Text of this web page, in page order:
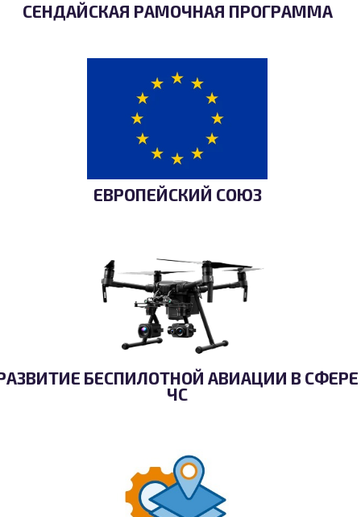
СЕНДАЙСКАЯ РАМОЧНАЯ ПРОГРАММА
ЕВРОПЕЙСКИЙ СОЮЗ
БЕСПИЛОТНОЙ АВИАЦИИ В СФЕРЕ
ЧС